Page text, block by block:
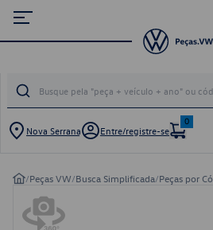
Nova Serrana Entre/registre-se
0
/Peças VW/Busca Simplificada/Peças por